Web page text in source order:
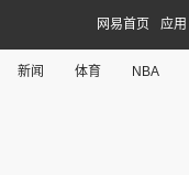
网易首页 应用
新闻 体育 NBA